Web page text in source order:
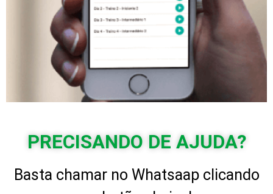
PRECISANDO DE AJUDA?
Basta chamar no Whatsaap clicando